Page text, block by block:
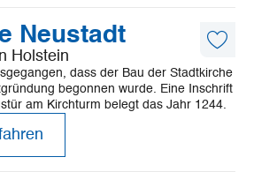
Neustadt
Holstein
dass der Bau der Stadtkirche
begonnen wurde. Eine Inschrift
am Kirchturm belegt das Jahr 1244.